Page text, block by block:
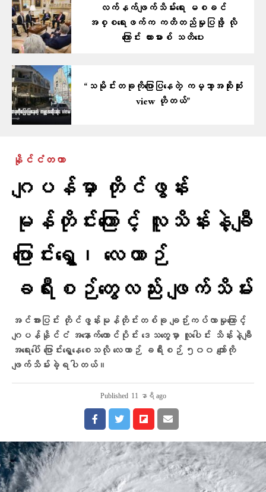
လက်နက်ဖျက်သိမ်းရေး မစခင်
အစ္စရေးဖက်က ကတိတည်မှုပြဖို့ လို
ကြောင်း ဟားမားစ် သတိပေး
“သမိုင်းတခုကိုပြောပြနေတဲ့ ကမ္ဘာ့အဆိုးဆုံး
view ဟိုတယ်”
နိုင်ငံတကာ
ဂျပန်မှာ တိုင်ဖွန်း
မုန်တိုင်းကြောင့် လူသိန်းနဲ့ချီ
ပြောင်းရွှေ့၊ လေယာဉ်
ခရီးစဉ်တွေလည်း ဖျက်သိမ်း
အင်အားပြင်း တိုင်ဖွန်းမုန်တိုင်းတစ်ခု ချဉ်းကပ်လာမှုကြောင့်
ဂျပန်နိုင်ငံ အနောက်တောင်ပိုင်း ဒေသတွေမှာ လူပေါင်း သိန်းနဲ့ချီ
အရေးပေါ် ပြောင်းရွှေ့နေစေသလို လေယာဉ် ခရီးစဉ် ၅၀၀ ကျော်ကို
ဖျက်သိမ်းခဲ့ရပါတယ်။
Published 11 နာရီ ago